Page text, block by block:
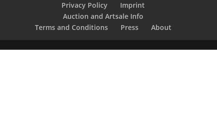
Privacy Policy
Imprint
Auction and Artsale Info
Terms and Conditions
Press About